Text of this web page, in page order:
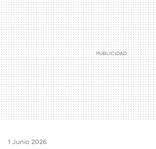
1 Junio 2026